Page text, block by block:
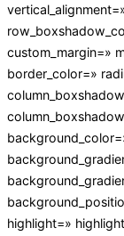
custom_margin=»
border_color=»
highlight=»